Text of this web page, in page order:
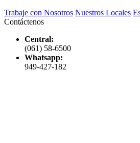
Trabaje con Nosotros Nuestros Locales
Contáctenos
Central:
(061) 58-6500
Whatsapp:
949-427-182